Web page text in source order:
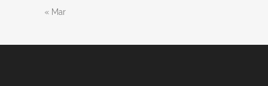
« Mar